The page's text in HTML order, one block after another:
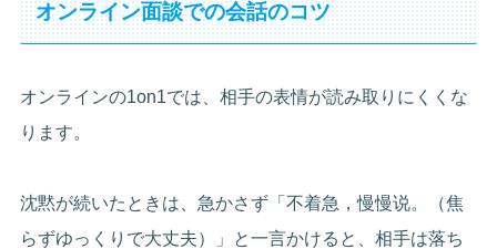
オンライン面談での会話のコツ
オンラインの1on1では、相手の表情が読み取りにくくな
ります。
沈黙が続いたときは、急かさず「不着急，慢慢说。（焦
らずゆっくりで大丈夫）」と一言かけると、相手は落ち